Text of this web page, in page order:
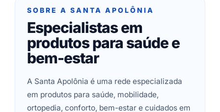
SOBRE A SANTA APOLÔNIA
Especialistas em
produtos para saúde e
bem-estar
A Santa Apolônia é uma rede especializada
em produtos para saúde, mobilidade,
ortopedia, conforto, bem-estar e cuidados em